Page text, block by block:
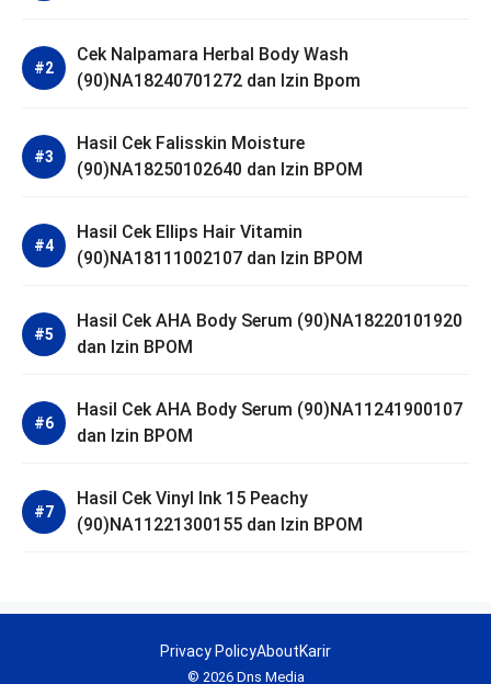
Cek Nalpamara Herbal Body Wash
(90)NA18240701272 dan Izin Bpom
Hasil Cek Falisskin Moisture
(90)NA18250102640 dan Izin BPOM
Hasil Cek Ellips Hair Vitamin
(90)NA18111002107 dan Izin BPOM
Hasil Cek AHA Body Serum (90)NA18220101920
dan Izin BPOM
Hasil Cek AHA Body Serum (90)NA11241900107
dan Izin BPOM
Hasil Cek Vinyl Ink 15 Peachy
(90)NA11221300155 dan Izin BPOM
© 2026 Dns Media
Privacy PolicyAboutKarir